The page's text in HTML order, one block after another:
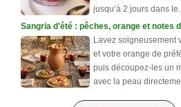
jusqu’à 2 jours dans
Sangria d'été : pêches, orange et notes
Lavez soigneusement
et votre orange de
puis découpez-les un
avec la peau